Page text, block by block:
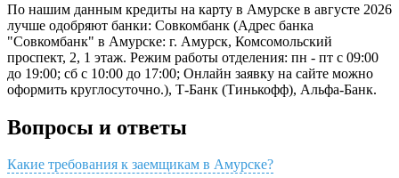
По нашим данным кредиты на карту в Амурске в августе 2026
лучше одобряют банки: Совкомбанк (Адрес банка
"Совкомбанк" в Амурске: г. Амурск, Комсомольский
проспект, 2, 1 этаж. Режим работы отделения: пн - пт с 09:00
до 19:00; сб с 10:00 до 17:00; Онлайн заявку на сайте можно
оформить круглосуточно.), Т-Банк (Тинькофф), Альфа-Банк.
Вопросы и ответы
Какие требования к заемщикам в Амурске?